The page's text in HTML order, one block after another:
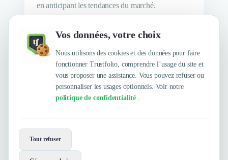
Vos données, votre choix
Nous utilisons des cookies et des données pour faire
fonctionner Trustfolio, comprendre l’usage du site et
vous proposer une assistance. Vous pouvez refuser ou
personnaliser les usages optionnels. Voir notre
politique de confidentialité .
Tout refuser
en anticipant les tendances du marché.
Découvrez l'équipe Emea